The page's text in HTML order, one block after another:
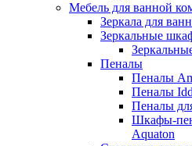
Мебель для ванной
Зеркала для
Зеркальные
Пеналы
Пеналы
Пеналы
Пеналы
Шкафы-
Aquaton